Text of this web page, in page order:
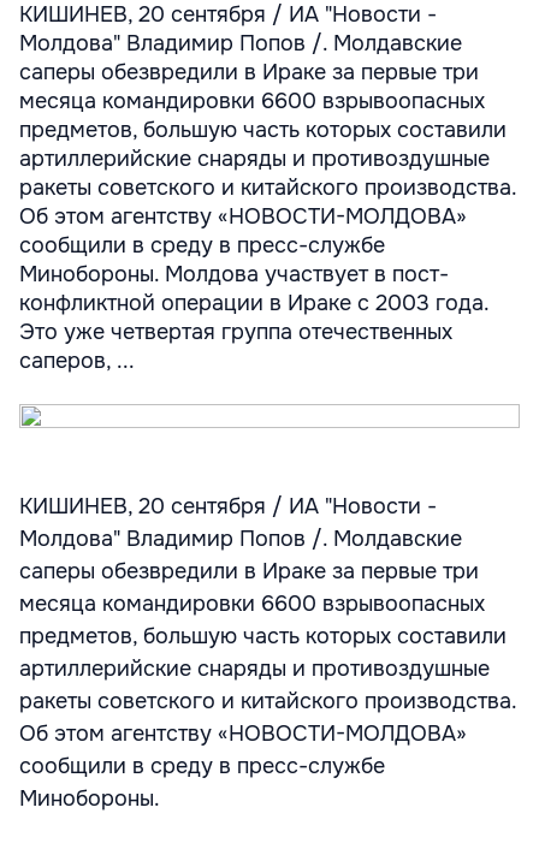
КИШИНЕВ, 20 сентября / ИА "Новости -
Молдова" Владимир Попов /. Молдавские
саперы обезвредили в Ираке за первые три
месяца командировки 6600 взрывоопасных
предметов, большую часть которых составили
артиллерийские снаряды и противоздушные
ракеты советского и китайского производства.
Об этом агентству «НОВОСТИ-МОЛДОВА»
сообщили в среду в пресс-службе
Минобороны. Молдова участвует в пост-
конфликтной операции в Ираке с 2003 года.
Это уже четвертая группа отечественных
саперов, ...
КИШИНЕВ, 20 сентября / ИА "Новости -
Молдова" Владимир Попов /. Молдавские
саперы обезвредили в Ираке за первые три
месяца командировки 6600 взрывоопасных
предметов, большую часть которых составили
артиллерийские снаряды и противоздушные
ракеты советского и китайского производства.
Об этом агентству «НОВОСТИ-МОЛДОВА»
сообщили в среду в пресс-службе
Минобороны.